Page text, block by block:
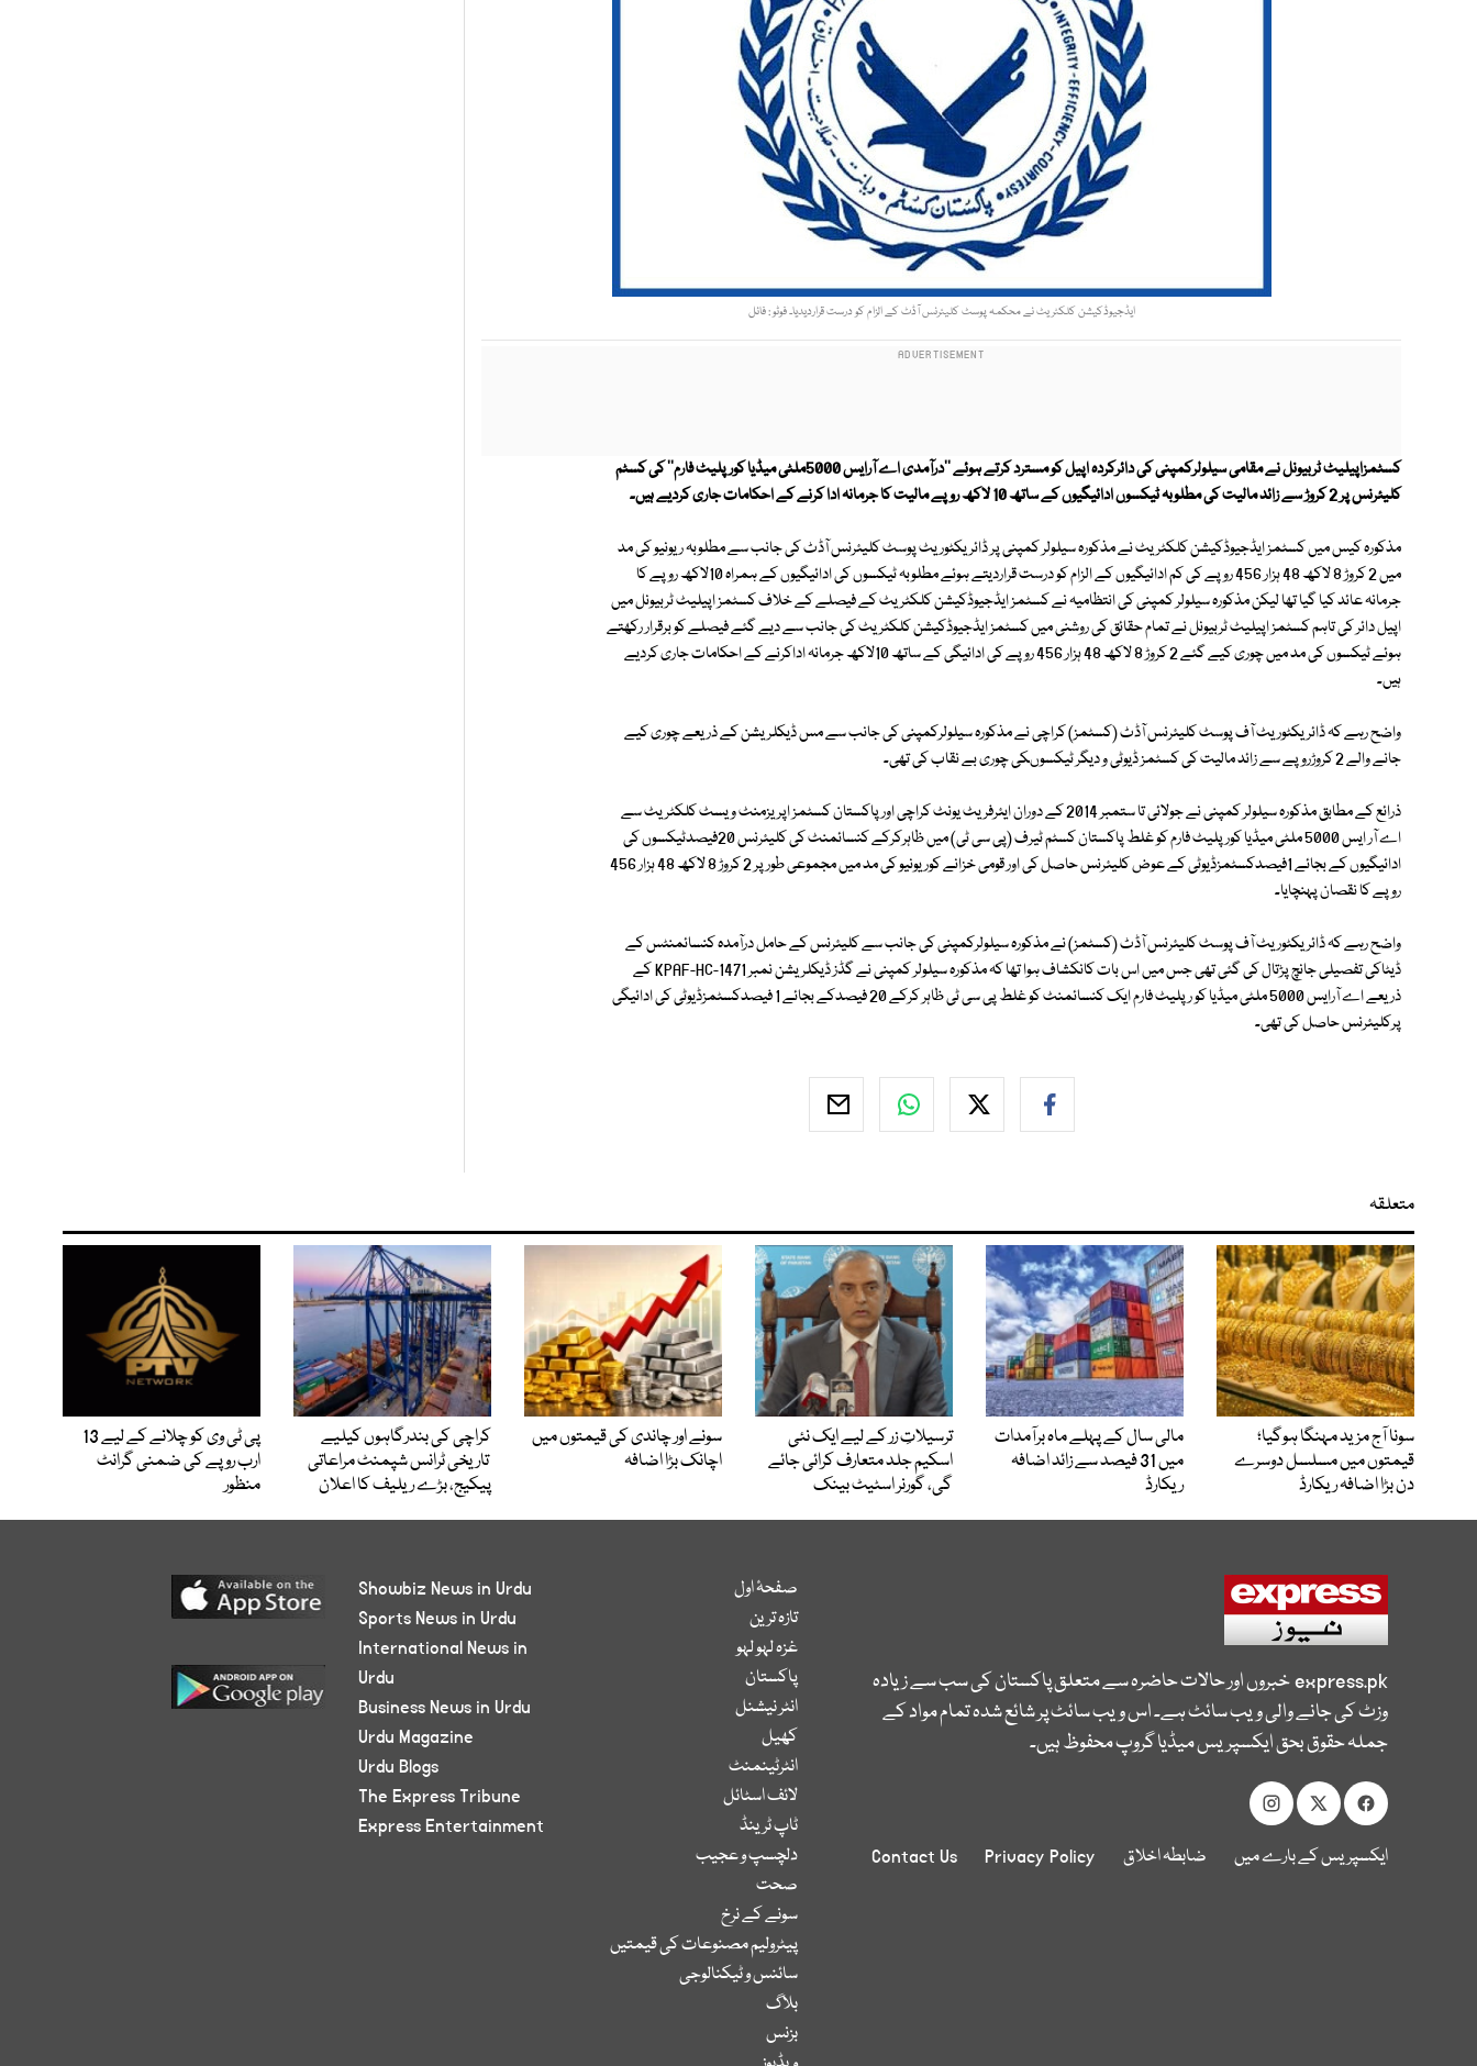
ایڈجیوڈکیشن کلکٹریٹ نے محکمہ پوسٹ کلیئرنس آڈٹ کے الزام کو درست قراردیدیا۔ فوٹو : فائل
کسٹمزاپیلیٹ ٹربیونل نے مقامی سیلولرکمپنی کی دائرکردہ اپیل کو مسترد کرتے ہوئے ''درآمدی اے آرایس 5000ملٹی میڈیا کورپلیٹ فارم'' کی کسٹم
کلیئرنس پر 2 کروڑ سے زائد مالیت کی مطلوبہ ٹیکسوں ادائیگیوں کے ساتھ 10 لاکھ روپے مالیت کا جرمانہ ادا کرنے کے احکامات جاری کردیے ہیں۔
مذکورہ کیس میں کسٹمز ایڈجیوڈکیشن کلکٹریٹ نے مذکورہ سیلولر کمپنی پر ڈائریکٹوریٹ پوسٹ کلیئرنس آڈٹ کی جانب سے مطلوبہ ریونیو کی مد
میں 2 کروڑ 8 لاکھ 48 ہزار 456 روپے کی کم ادائیگیوں کے الزام کو درست قراردیتے ہوئے مطلوبہ ٹیکسوں کی ادائیگیوں کے ہمراہ 10لاکھ روپے کا
جرمانہ عائد کیا گیا تھا لیکن مذکورہ سیلولر کمپنی کی انتظامیہ نے کسٹمز ایڈجیوڈکیشن کلکٹریٹ کے فیصلے کے خلاف کسٹمز اپیلیٹ ٹربیونل میں
اپیل دائر کی تاہم کسٹمز اپیلیٹ ٹربیونل نے تمام حقائق کی روشنی میں کسٹمز ایڈجیوڈکیشن کلکٹریٹ کی جانب سے دیے گئے فیصلے کو برقرار رکھتے
ہوئے ٹیکسوں کی مد میں چوری کیے گئے 2 کروڑ 8 لاکھ 48 ہزار 456 روپے کی ادائیگی کے ساتھ 10لاکھ جرمانہ اداکرنے کے احکامات جاری کردیے
ہیں۔
واضح رہے کہ ڈائریکٹوریٹ آف پوسٹ کلیئرنس آڈٹ (کسٹمز) کراچی نے مذکورہ سیلولرکمپنی کی جانب سے مس ڈیکلریشن کے ذریعے چوری کیے
جانے والے 2 کروڑروپے سے زائد مالیت کی کسٹمز ڈیوٹی و دیگر ٹیکسوںکی چوری بے نقاب کی تھی۔
ذرائع کے مطابق مذکورہ سیلولر کمپنی نے جولائی تا ستمبر 2014 کے دوران ایئرفریٹ یونٹ کراچی اور پاکستان کسٹمز اپریزمنٹ ویسٹ کلکٹریٹ سے
اے آر ایس 5000 ملٹی میڈیا کورپلیٹ فارم کو غلط پاکستان کسٹم ٹیرف (پی سی ٹی) میں ظاہرکرکے کنسائمنٹ کی کلیئرنس 20فیصدٹیکسوں کی
ادائیگیوں کے بجائے 1فیصدکسٹمزڈیوٹی کے عوض کلیئرنس حاصل کی اور قومی خزانے کوریونیو کی مد میں مجموعی طور پر 2 کروڑ 8 لاکھ 48 ہزار 456
روپے کا نقصان پہنچایا۔
واضح رہے کہ ڈائریکٹوریٹ آف پوسٹ کلیئرنس آڈٹ (کسٹمز) نے مذکورہ سیلولرکمپنی کی جانب سے کلیئرنس کے حامل درآمدہ کنسائمنٹس کے
ڈیٹاکی تفصیلی جانچ پڑتال کی گئی تھی جس میں اس بات کانکشاف ہوا تھا کہ مذکورہ سیلولر کمپنی نے گڈز ڈیکلریشن نمبر KPAF-HC-1471 کے
ذریعے اے آرایس 5000 ملٹی میڈیا کو رپلیٹ فارم ایک کنسائمنٹ کو غلط پی سی ٹی ظاہر کرکے 20 فیصدکے بجائے 1 فیصدکسٹمزڈیوٹی کی ادائیگی
پرکلیئرنس حاصل کی تھی۔
متعلقہ
سونا آج مزید مہنگا ہوگیا؛
قیمتوں میں مسلسل دوسرے
دن بڑا اضافہ ریکارڈ
مالی سال کے پہلے ماہ برآمدات
میں 31 فیصد سے زائد اضافہ
ریکارڈ
ترسیلاتِ زر کے لیے ایک نئی
اسکیم جلد متعارف کرائی جائے
گی، گورنر اسٹیٹ بینک
سونے اور چاندی کی قیمتوں میں
اچانک بڑا اضافہ
کراچی کی بندرگاہوں کیلیے
تاریخی ٹرانس شپمنٹ مراعاتی
پیکیج، بڑے ریلیف کا اعلان
پی ٹی وی کو چلانے کے لیے 13
ارب روپے کی ضمنی گرانٹ
منظور
express.pkخبروں اور حالات حاضرہ سے متعلق پاکستان کی سب سے زیادہ
وزٹ کی جانے والی ویب سائٹ ہے۔ اس ویب سائٹ پر شائع شدہ تمام مواد کے
جملہ حقوق بحق ایکسپریس میڈیا گروپ محفوظ ہیں۔
ایکسپریس کے بارے میں ضابطہ اخلاق Privacy Policy
Contact Us
صفحۂ اول
تازہ ترین
غزہ لہو لہو
پاکستان
انٹر نیشنل
کھیل
انٹرٹینمنٹ
لائف اسٹائل
ٹاپ ٹرینڈ
دلچسپ و عجیب
صحت
سونے کے نرخ
پیٹرولیم مصنوعات کی قیمتیں
سائنس و ٹیکنالوجی
بلاگ
بزنس
Showbiz News in Urdu
Sports News in Urdu
International News in
Urdu
Business News in Urdu
Urdu Magazine
Urdu Blogs
The Express Tribune
Express Entertainment